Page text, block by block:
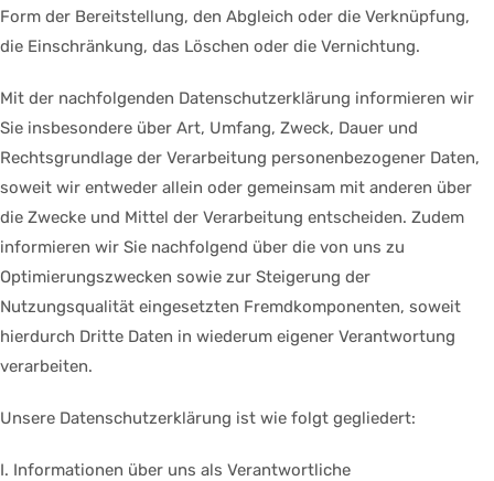
Form der Bereitstellung, den Abgleich oder die Verknüpfung,
die Einschränkung, das Löschen oder die Vernichtung.
Mit der nachfolgenden Datenschutzerklärung informieren wir
Sie insbesondere über Art, Umfang, Zweck, Dauer und
Rechtsgrundlage der Verarbeitung personenbezogener Daten,
soweit wir entweder allein oder gemeinsam mit anderen über
die Zwecke und Mittel der Verarbeitung entscheiden. Zudem
informieren wir Sie nachfolgend über die von uns zu
Optimierungszwecken sowie zur Steigerung der
Nutzungsqualität eingesetzten Fremdkomponenten, soweit
hierdurch Dritte Daten in wiederum eigener Verantwortung
verarbeiten.
Unsere Datenschutzerklärung ist wie folgt gegliedert:
I. Informationen über uns als Verantwortliche